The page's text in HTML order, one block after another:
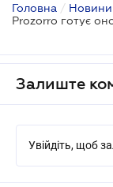
Головна / Новини
Залиште
Увійдіть, щоб